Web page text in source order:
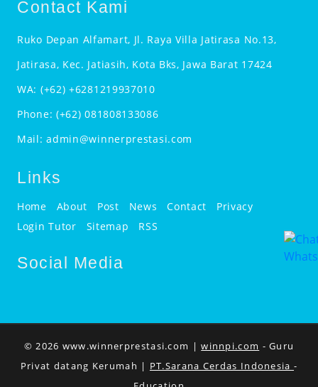
Contact Kami
Ruko Depan Alfamart, Jl. Raya Villa Jatirasa No.13,
Jatirasa, Kec. Jatiasih, Kota Bks, Jawa Barat 17424
WA: (+62) +6281219937010
Phone: (+62) 081808133086
Mail:admin@winnerprestasi.com
Links
Home About Post News Contact
Privacy
Login Tutor
Sitemap RSS
Social Media
© 2026 www.winnerprestasi.com |winnpi.com - Guru
Privat datang Kerumah | PT.Sarana Cerdas Indonesia -